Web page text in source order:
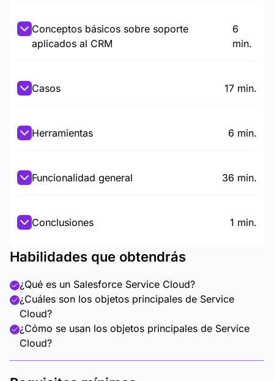
Conceptos básicos sobre soporte
aplicados al CRM
6
min.
Casos 17 min.
Herramientas 6 min.
Funcionalidad general 36 min.
Conclusiones 1 min.
Habilidades que obtendrás
¿Qué es un Salesforce Service Cloud?
¿Cuáles son los objetos principales de Service
Cloud?
¿Cómo se usan los objetos principales de Service
Cloud?